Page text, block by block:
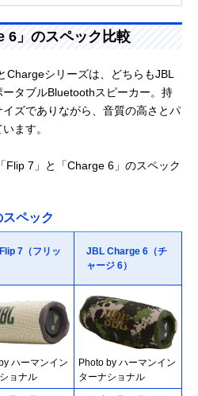
6」のスペック比較
Chargeシリーズは、どちらもJBL
タブルBluetoothスピーカー。持
ズでありながら、音質の高さとパ
ます。
Flip 7」と「Charge 6」のスペック
ペック
7（フリッ
JBL Charge 6（チ
ャージ 6）
ハーマンイン
ョナル
Photo by ハーマンイン
ターナショナル